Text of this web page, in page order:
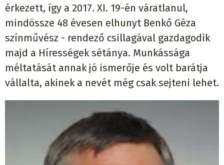
érkezett, így a 2017. XI. 19-én váratlanul,
mindössze 48 évesen elhunyt Benkő Géza
színművész - rendező csillagával gazdagodik
majd a Hírességek sétánya. Munkássága
méltatását annak jó ismerője és volt barátja
vállalta, akinek a nevét még csak sejteni lehet.